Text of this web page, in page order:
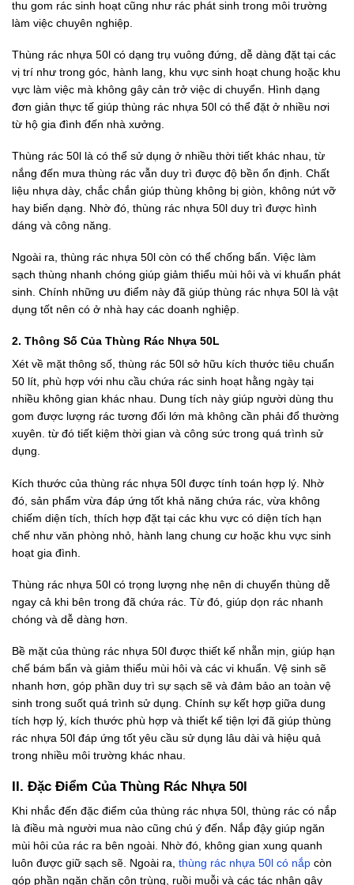
thu gom rác sinh hoạt cũng như rác phát sinh trong môi trường
làm việc chuyên nghiệp.
Thùng rác nhựa 50l có dạng trụ vuông đứng, dễ dàng đặt tại các
vị trí như trong góc, hành lang, khu vực sinh hoạt chung hoặc khu
vực làm việc mà không gây cản trở việc di chuyển. Hình dạng
đơn giản thực tế giúp thùng rác nhựa 50l có thể đặt ở nhiều nơi
từ hộ gia đình đến nhà xưởng.
Thùng rác 50l là có thể sử dụng ở nhiều thời tiết khác nhau, từ
nắng đến mưa thùng rác vẫn duy trì được độ bền ổn định. Chất
liệu nhựa dày, chắc chắn giúp thùng không bị giòn, không nứt vỡ
hay biến dạng. Nhờ đó, thùng rác nhựa 50l duy trì được hình
dáng và công năng.
Ngoài ra, thùng rác nhựa 50l còn có thể chống bẩn. Việc làm
sạch thùng nhanh chóng giúp giảm thiểu mùi hôi và vi khuẩn phát
sinh. Chính những ưu điểm này đã giúp thùng rác nhựa 50l là vật
dụng tốt nên có ở nhà hay các doanh nghiệp.
2. Thông Số Của Thùng Rác Nhựa 50L
Xét về mặt thông số, thùng rác 50l sở hữu kích thước tiêu chuẩn
50 lít, phù hợp với nhu cầu chứa rác sinh hoạt hằng ngày tại
nhiều không gian khác nhau. Dung tích này giúp người dùng thu
gom được lượng rác tương đối lớn mà không cần phải đổ thường
xuyên. từ đó tiết kiệm thời gian và công sức trong quá trình sử
dụng.
Kích thước của thùng rác nhựa 50l được tính toán hợp lý. Nhờ
đó, sản phẩm vừa đáp ứng tốt khả năng chứa rác, vừa không
chiếm diện tích, thích hợp đặt tại các khu vực có diện tích hạn
chế như văn phòng nhỏ, hành lang chung cư hoặc khu vực sinh
hoạt gia đình.
Thùng rác nhựa 50l có trọng lượng nhẹ nên di chuyển thùng dễ
ngay cả khi bên trong đã chứa rác. Từ đó, giúp dọn rác nhanh
chóng và dễ dàng hơn.
Bề mặt của thùng rác nhựa 50l được thiết kế nhẵn mịn, giúp hạn
chế bám bẩn và giảm thiểu mùi hôi và các vi khuẩn. Vệ sinh sẽ
nhanh hơn, góp phần duy trì sự sạch sẽ và đảm bảo an toàn vệ
sinh trong suốt quá trình sử dụng. Chính sự kết hợp giữa dung
tích hợp lý, kích thước phù hợp và thiết kế tiện lợi đã giúp thùng
rác nhựa 50l đáp ứng tốt yêu cầu sử dụng lâu dài và hiệu quả
trong nhiều môi trường khác nhau.
II. Đặc Điểm Của Thùng Rác Nhựa 50l
Khi nhắc đến đặc điểm của thùng rác nhựa 50l, thùng rác có nắp
là điều mà người mua nào cũng chú ý đến. Nắp đậy giúp ngăn
mùi hôi của rác ra bên ngoài. Nhờ đó, không gian xung quanh
luôn được giữ sạch sẽ. Ngoài ra, thùng rác nhựa 50l có nắp còn
góp phần ngăn chặn côn trùng, ruồi muỗi và các tác nhân gây